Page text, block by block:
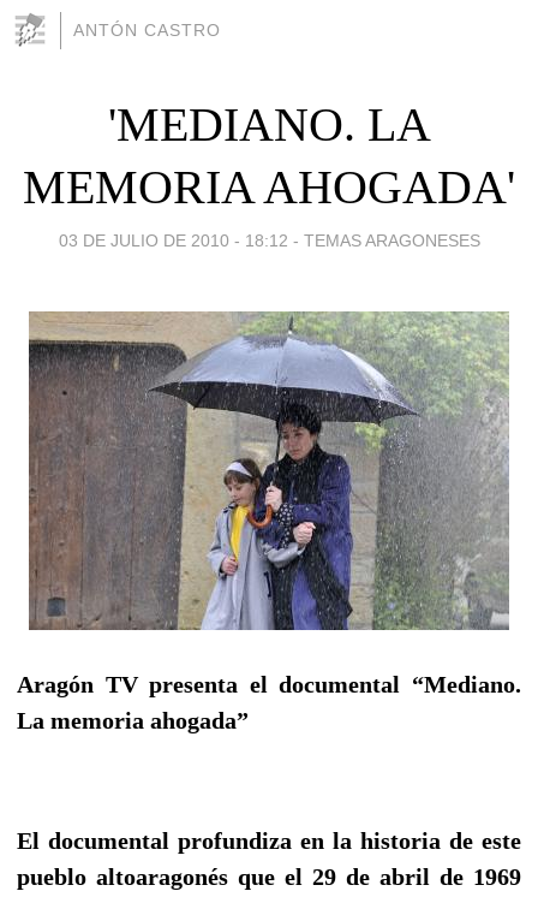
ANTÓN CASTRO
'MEDIANO. LA
MEMORIA AHOGADA'
03 DE JULIO DE 2010 - 18:12 - TEMAS ARAGONESES
Aragón TV presenta el documental “Mediano.
La memoria ahogada”
El documental profundiza en la historia de este
pueblo altoaragonés que el 29 de abril de 1969